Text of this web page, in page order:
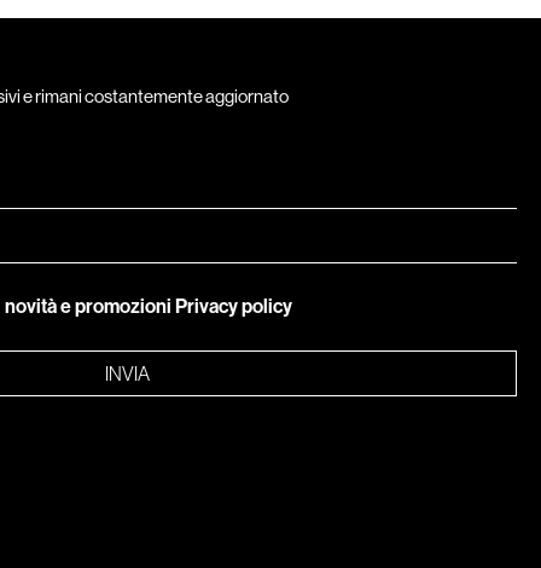
e rimani costantemente aggiornato
e promozioni Privacy policy
INVIA